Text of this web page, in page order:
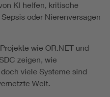
KI helfen, kritische
oder Nierenversagen
wie OR.NET und
zeigen, wie
viele Systeme sind
Welt.